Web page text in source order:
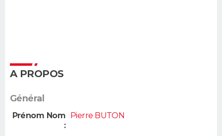
A PROPOS
Général
Prénom Nom
:
Pierre BUTON